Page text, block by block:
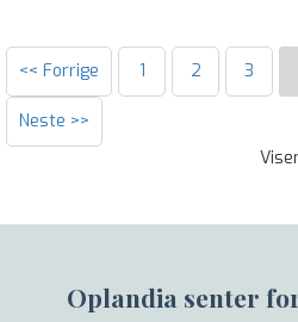
<< Forrige 1 2 3
Neste >>
Oplandia senter